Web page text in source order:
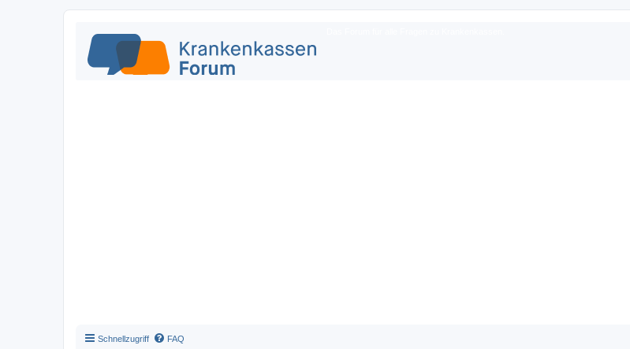
Schnellzugriff FAQ